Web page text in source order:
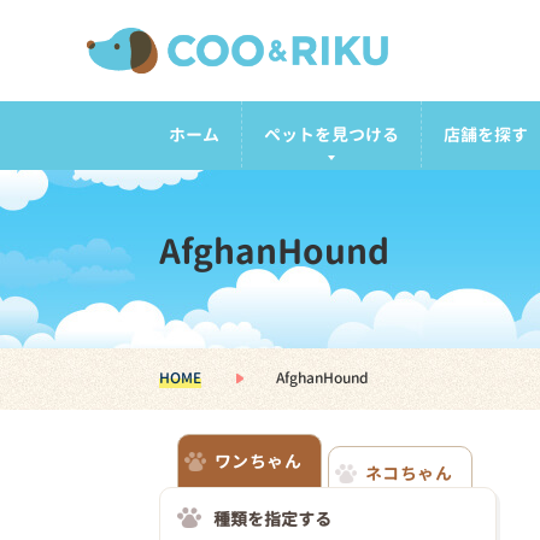
ホーム ペットを見つける 店舗を探す
AfghanHound
HOME AfghanHound
ワンちゃん
ネコちゃん
種類を指定する